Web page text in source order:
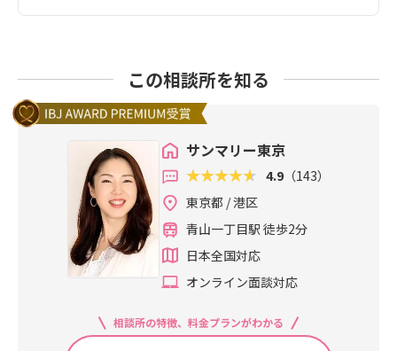
この相談所を知る
サンマリー東京
4.9 （143）
東京都 / 港区
青山一丁目駅 徒歩2分
日本全国対応
オンライン面談対応
相談所の特徴、料金プランがわかる